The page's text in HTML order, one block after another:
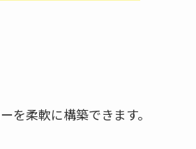
を柔軟に構築できます。